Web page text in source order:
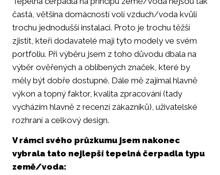
častá, většina domácností volí vzduch/voda kvůli
trochu jednodušší instalaci. Proto je trochu těžší
zjistit, kteří dodavatelé mají tyto modely ve svém
portfoliu. Při výběru jsem z toho důvodu dbala na
výběr ověřených a oblíbených značek, které by
měly být dobře dostupné. Dále mě zajímal hlavně
výkon a topný faktor, kvalita zpracování (tady
vycházím hlavně z recenzí zákazníků), uživatelské
rozhraní a celkový design.
V rámci svého průzkumu jsem nakonec
vybrala tato nejlepší tepelná čerpadla typu
země/voda: